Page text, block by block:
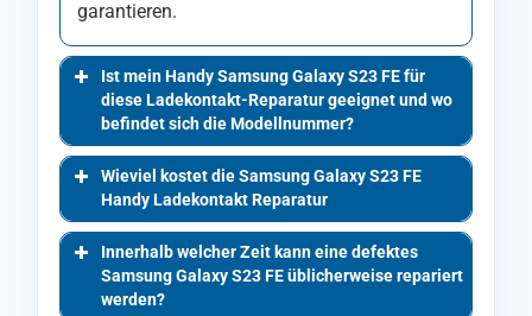
garantieren.
Ist mein Handy Samsung Galaxy S23 FE für
diese Ladekontakt-Reparatur geeignet und wo
befindet sich die Modellnummer?
Wieviel kostet die Samsung Galaxy S23 FE
Handy Ladekontakt Reparatur
Innerhalb welcher Zeit kann eine defektes
Samsung Galaxy S23 FE üblicherweise repariert
werden?